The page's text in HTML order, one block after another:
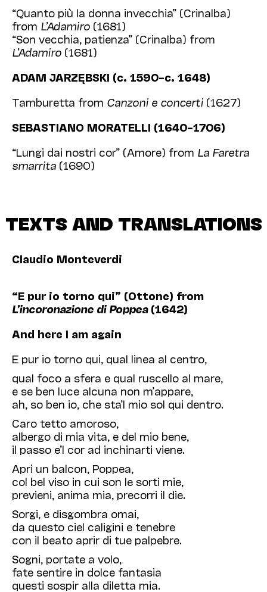
“Quanto più la donna invecchia” (Crinalba)
from L’Adamiro (1681)
“Son vecchia, patienza” (Crinalba) from
L’Adamiro (1681)
ADAM JARZĘBSKI (c. 1590–c. 1648)
Tamburetta from Canzoni e concerti (1627)
SEBASTIANO MORATELLI (1640–1706)
“Lungi dai nostri cor” (Amore) from La Faretra
smarrita (1690)
TEXTS AND TRANSLATIONS
Claudio Monteverdi
“E pur io torno qui” (Ottone) from
L’incoronazione di Poppea (1642)
And here I am again
E pur io torno qui, qual linea al centro,
qual foco a sfera e qual ruscello al mare,
e se ben luce alcuna non m’appare,
ah, so ben io, che sta’l mio sol qui dentro.
Caro tetto amoroso,
albergo di mia vita, e del mio bene,
il passo e’l cor ad inchinarti viene.
Apri un balcon, Poppea,
col bel viso in cui son le sorti mie,
previeni, anima mia, precorri il die.
Sorgi, e disgombra omai,
da questo ciel caligini e tenebre
con il beato aprir di tue palpebre.
Sogni, portate a volo,
fate sentire in dolce fantasia
questi sospir alla diletta mia.